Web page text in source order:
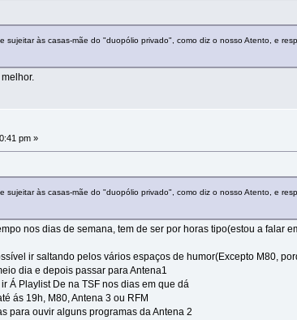
sujeitar às casas-mãe do "duopólio privado", como diz o nosso Atento, e
pm »
sujeitar às casas-mãe do "duopólio privado", como diz o nosso Atento, e
nos dias de semana, tem de ser por horas tipo(estou a falar
ir saltando pelos vários espaços de humor(Excepto M80,
dia e depois passar para Antena1
Á Playlist De na TSF nos dias em que dá
ás 19h, M80, Antena 3 ou RFM
para ouvir alguns programas da Antena 2